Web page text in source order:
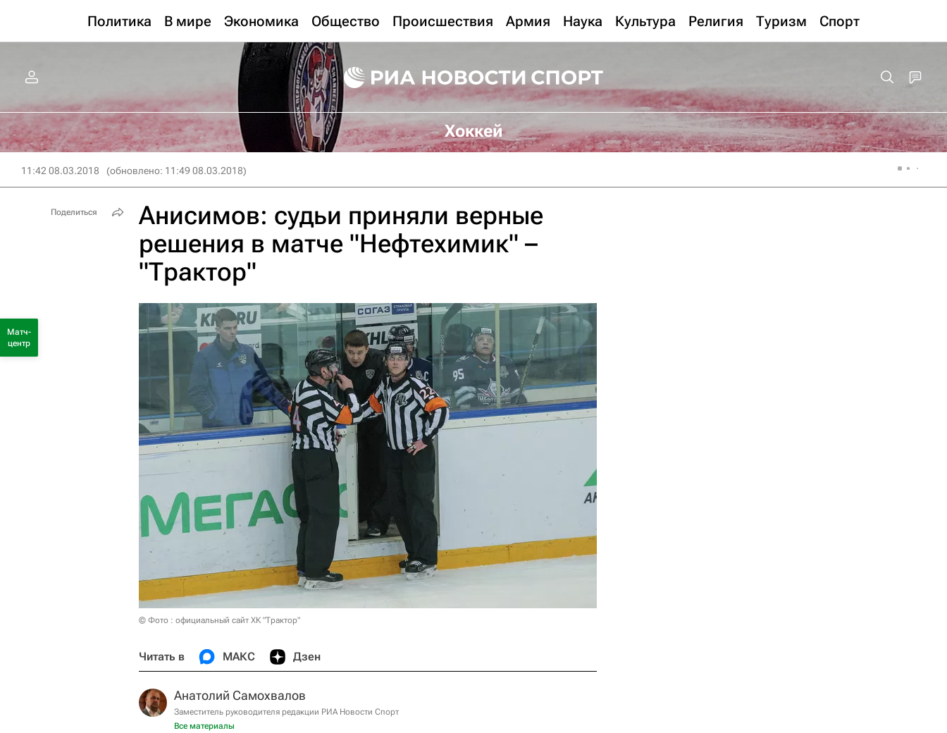
Политика В мире Экономика Общество Происшествия Армия Наука Культура Религия Туризм Спорт
Хоккей
11:42 08.03.2018 (обновлено: 11:49 08.03.2018)
Анисимов: судьи приняли верные
решения в матче "Нефтехимик" –
"Трактор"
© Фото : официальный сайт ХК "Трактор"
Читать в МАКС Дзен
Анатолий Самохвалов
Заместитель руководителя редакции РИА Новости Спорт
Все материалы
Поделиться
Матч-
центр